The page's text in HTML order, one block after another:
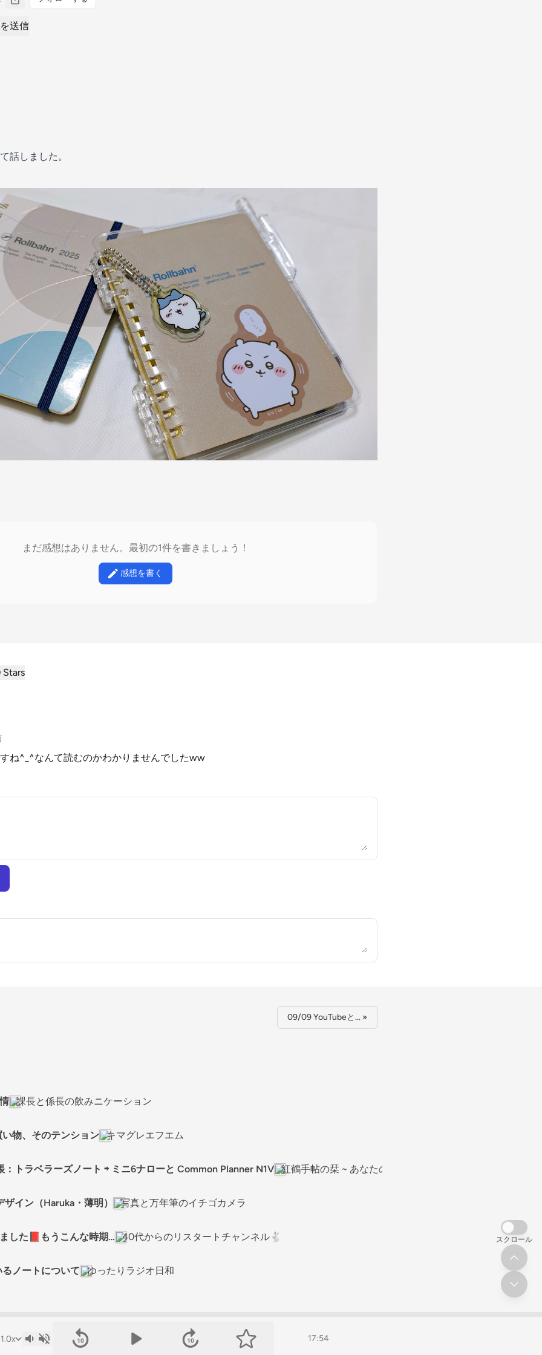
送信
話しました。
まだ感想はありません。最初の1件を書きましょう！
感想を書く
17:54
Stars
ね^_^なんて読むのかわかりませんでしたww
09/09 YouTubeと… »
課長と係長の飲みニケーション
物、そのテンション キマグレエフエム
：トラベラーズノート ⇨ ミニ6ナローと Common Planner N1V 紅鶴手帖の栞 ~ あなたの手帳時間のおともに~
イン（Haruka・薄明） 写真と万年筆のイチゴカメラ
した📕もうこんな時期… 40代からのリスタートチャンネル🐇
ノートについて ゆったりラジオ日和
スクロール